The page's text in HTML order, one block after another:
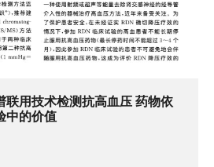
联用技术检测抗高血压 药物依
中的价值